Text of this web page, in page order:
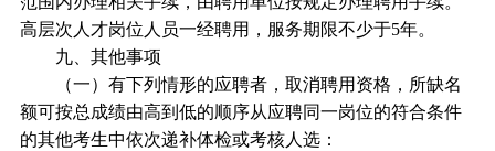
高层次人才岗位人员一经聘用，服务期限不少于5年。
九、其他事项
（一）有下列情形的应聘者，取消聘用资格，所缺名
额可按总成绩由高到低的顺序从应聘同一岗位的符合条件
的其他考生中依次递补体检或考核人选：